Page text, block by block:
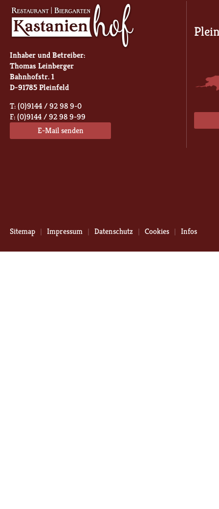
Inhaber und Betreiber:
Thomas Leinberger
Bahnhofstr. 1
D-91785 Pleinfeld
T: (0)9144 / 92 98 9-0
F: (0)9144 / 92 98 9-99
E-Mail senden
Sitemap Impressum Datenschutz Cookies Infos